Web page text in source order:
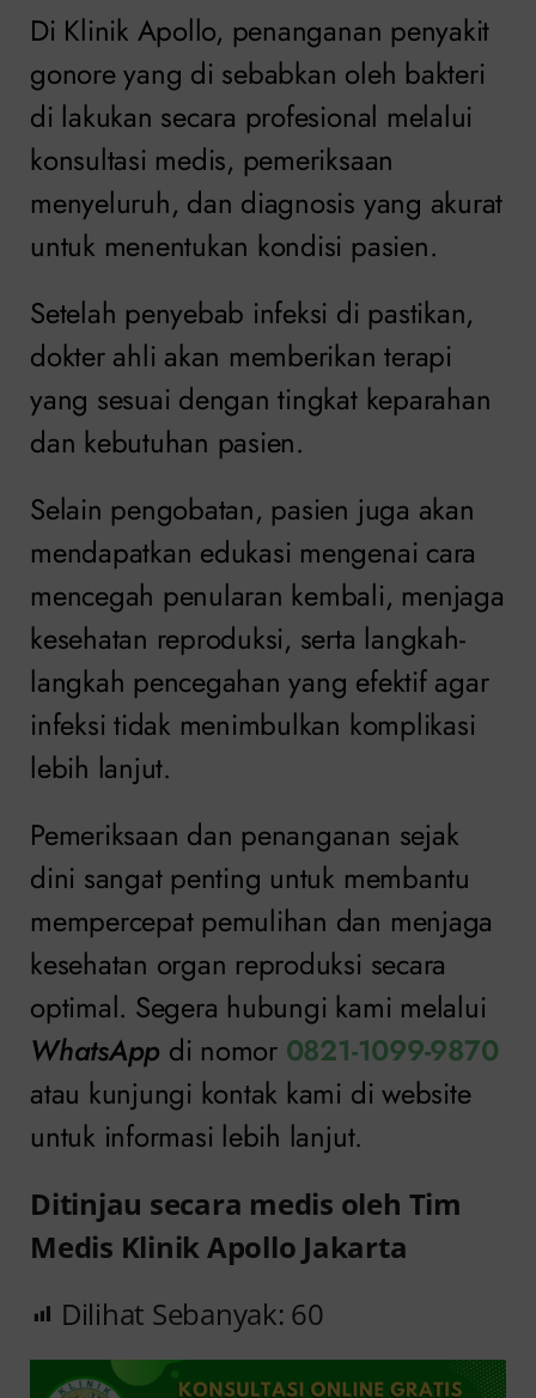
Di Klinik Apollo, penanganan penyakit
gonore yang di sebabkan oleh bakteri
di lakukan secara profesional melalui
konsultasi medis, pemeriksaan
menyeluruh, dan diagnosis yang akurat
untuk menentukan kondisi pasien.
Setelah penyebab infeksi di pastikan,
dokter ahli akan memberikan terapi
yang sesuai dengan tingkat keparahan
dan kebutuhan pasien.
Selain pengobatan, pasien juga akan
mendapatkan edukasi mengenai cara
mencegah penularan kembali, menjaga
kesehatan reproduksi, serta langkah-
langkah pencegahan yang efektif agar
infeksi tidak menimbulkan komplikasi
lebih lanjut.
Pemeriksaan dan penanganan sejak
dini sangat penting untuk membantu
mempercepat pemulihan dan menjaga
kesehatan organ reproduksi secara
optimal. Segera hubungi kami melalui
WhatsApp di nomor 0821-1099-9870
atau kunjungi kontak kami di website
untuk informasi lebih lanjut.
Ditinjau secara medis oleh Tim
Medis Klinik Apollo Jakarta
Dilihat Sebanyak: 60